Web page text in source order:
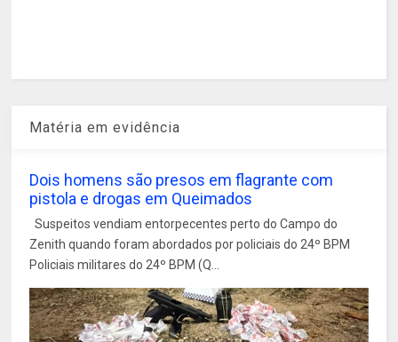
Matéria em evidência
Dois homens são presos em flagrante com
pistola e drogas em Queimados
Suspeitos vendiam entorpecentes perto do Campo do
Zenith quando foram abordados por policiais do 24º BPM
Policiais militares do 24º BPM (Q...